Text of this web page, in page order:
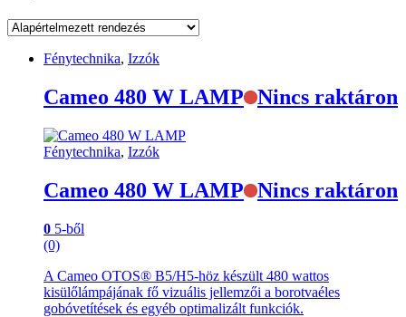
Fénytechnika, Izzók
Cameo 480 W LAMP Nincs raktáron
Fénytechnika, Izzók
Cameo 480 W LAMP Nincs raktáron
0 5-ből
(0)
A Cameo OTOS® B5/H5-höz készült 480 wattos
kisülőlámpájának fő vizuális jellemzői a borotvaéles
gobóvetítések és egyéb optimalizált funkciók.